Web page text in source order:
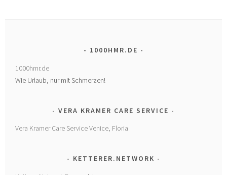
1000HMR.DE
1000hmr.de
Wie Urlaub, nur mit Schmerzen!
VERA KRAMER CARE SERVICE
Vera Kramer Care Service Venice, Floria
KETTERER.NETWORK